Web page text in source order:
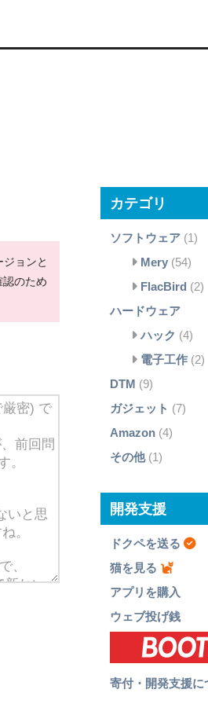
ョンと
のため
カテゴリ
ソフトウェア(1)
Mery (54)
FlacBird (2)
ハードウェア
ハック (4)
電子工作 (2)
DTM (9)
ガジェット (7)
Amazon(4)
その他(1)
開発支援
ドクペを送る
猫を見る
アプリを購入
ウェブ投げ銭
寄付・開発支援に